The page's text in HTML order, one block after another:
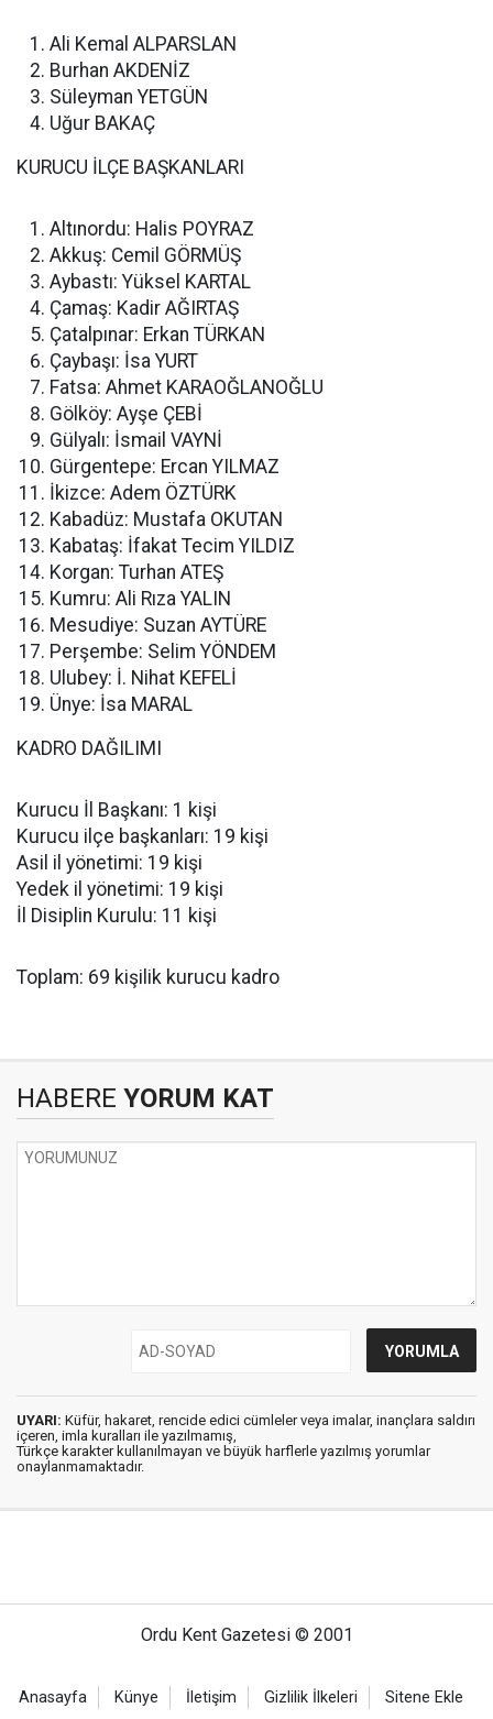
Ali Kemal ALPARSLAN
Burhan AKDENİZ
Süleyman YETGÜN
Uğur BAKAÇ
KURUCU İLÇE BAŞKANLARI
Altınordu: Halis POYRAZ
Akkuş: Cemil GÖRMÜŞ
Aybastı: Yüksel KARTAL
Çamaş: Kadir AĞIRTAŞ
Çatalpınar: Erkan TÜRKAN
Çaybaşı: İsa YURT
Fatsa: Ahmet KARAOĞLANOĞLU
Gölköy: Ayşe ÇEBİ
Gülyalı: İsmail VAYNİ
Gürgentepe: Ercan YILMAZ
İkizce: Adem ÖZTÜRK
Kabadüz: Mustafa OKUTAN
Kabataş: İfakat Tecim YILDIZ
Korgan: Turhan ATEŞ
Kumru: Ali Rıza YALIN
Mesudiye: Suzan AYTÜRE
Perşembe: Selim YÖNDEM
Ulubey: İ. Nihat KEFELİ
Ünye: İsa MARAL
KADRO DAĞILIMI
Kurucu İl Başkanı: 1 kişi
Kurucu ilçe başkanları: 19 kişi
Asil il yönetimi: 19 kişi
Yedek il yönetimi: 19 kişi
İl Disiplin Kurulu: 11 kişi
Toplam: 69 kişilik kurucu kadro
HABERE YORUM KAT
UYARI: Küfür, hakaret, rencide edici cümleler veya imalar, inançlara saldırı
içeren, imla kuralları ile yazılmamış,
Türkçe karakter kullanılmayan ve büyük harflerle yazılmış yorumlar
onaylanmamaktadır.
Ordu Kent Gazetesi © 2001
Anasayfa Künye İletişim Gizlilik İlkeleri Sitene Ekle